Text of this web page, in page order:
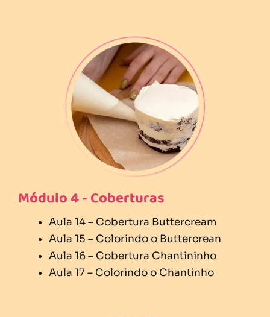
Módulo 4 - Coberturas
Aula 14 – Cobertura Buttercream
Aula 15 – Colorindo o Buttercrean
Aula 16 – Cobertura Chantininho
Aula 17 – Colorindo o Chantinho